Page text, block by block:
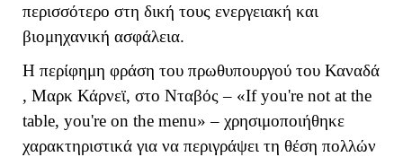
περισσότερο στη δική τους ενεργειακή και
βιομηχανική ασφάλεια.
Η περίφημη φράση του πρωθυπουργού του Καναδά
, Μαρκ Κάρνεϊ, στο Νταβός – «If you're not at the
table, you're on the menu» – χρησιμοποιήθηκε
χαρακτηριστικά για να περιγράψει τη θέση πολλών